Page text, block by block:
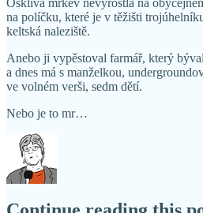
na políčku, které je v těžišti
keltská naleziště.
Anebo ji vypěstoval farmář, který
a dnes má s manželkou,
ve volném verši, sedm dětí.
Nebo je to mr…